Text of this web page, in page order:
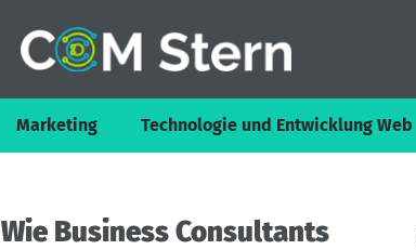
Marketing Technologie und Entwicklung Web
Wie BusinessConsultants